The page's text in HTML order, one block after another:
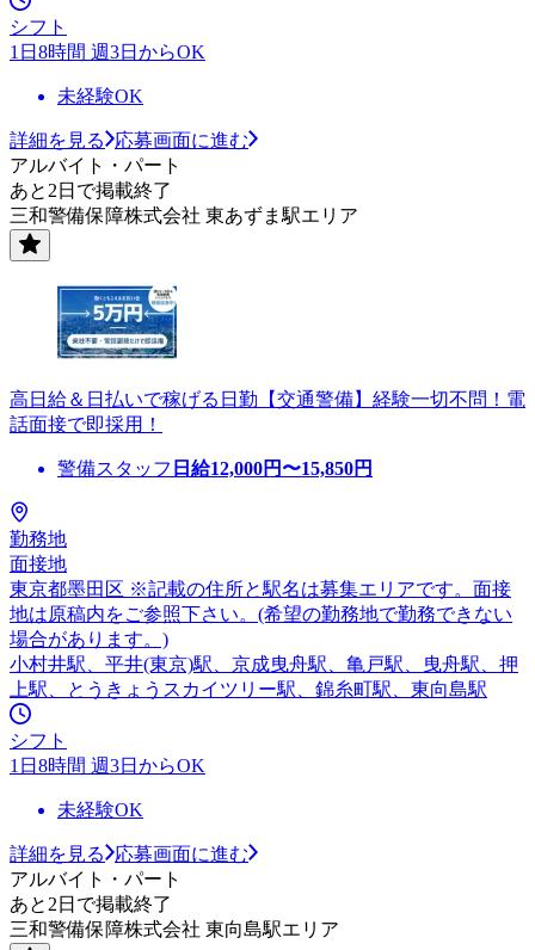
シフト
1日8時間 週3日からOK
未経験OK
詳細を見る
応募画面に進む
アルバイト・パート
あと2日で掲載終了
三和警備保障株式会社 東あずま駅エリア
高日給＆日払いで稼げる日勤【交通警備】経験一切不問！電
話面接で即採用！
警備スタッフ 日給12,000円〜15,850円
勤務地
面接地
東京都墨田区 ※記載の住所と駅名は募集エリアです。面接
地は原稿内をご参照下さい。(希望の勤務地で勤務できない
場合があります。)
小村井駅、平井(東京)駅、京成曳舟駅、亀戸駅、曳舟駅、押
上駅、とうきょうスカイツリー駅、錦糸町駅、東向島駅
シフト
1日8時間 週3日からOK
未経験OK
詳細を見る
応募画面に進む
アルバイト・パート
あと2日で掲載終了
三和警備保障株式会社 東向島駅エリア